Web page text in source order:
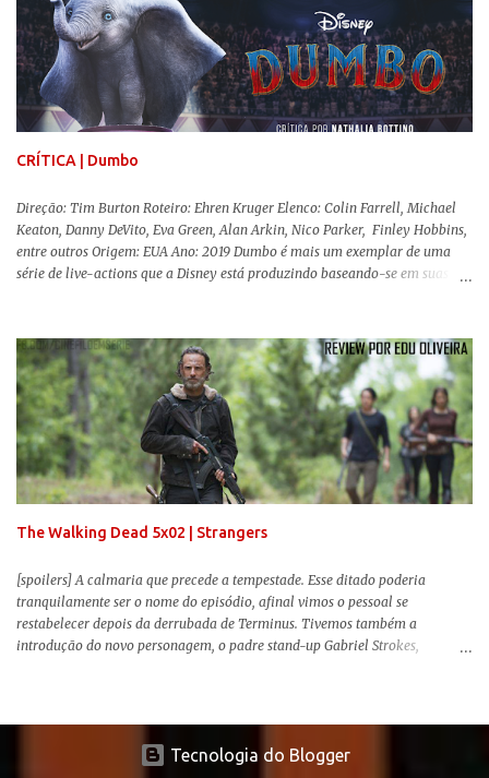
Terra que estavam presos por séculos em uma caverna recém descoberta,
libertando-os pelo mundo. O espectador acompanha uma família que tem
uma pequena vantagem em relação às outras pessoas. Adivinhem? Sabem
viver em silêncio pelo fato da filha mais velha ser surda. Para aqueles que
amam filmes com temática apocalíptica, a produção pode até funcionar
como entretenimento mediano. Todo o cenário de fuga, pânico col...
CRÍTICA | Dumbo
Direção: Tim Burton Roteiro: Ehren Kruger Elenco: Colin Farrell, Michael
Keaton, Danny DeVito, Eva Green, Alan Arkin, Nico Parker, Finley Hobbins,
entre outros Origem: EUA Ano: 2019 Dumbo é mais um exemplar de uma
série de live-actions que a Disney está produzindo baseando-se em suas
remake , já que a história do elefantinho voador foi reinventada de forma
mais realista, se adequando perfeitamente a proposta. Não há animais
falantes, por exemplo, mas nem por isso o tom lúdico e infantil é deixado
de lado. Apesar da relevância histórica, o filme supera a animação original
em termos visuais e narrativos, , superando a animação original em termos
visuais e narrativos. A história começa quando o pai das crianças, Holt
Ferrier (Colin Farrell), uma ex-estrela de circo, volta da guerra e se depara
com os filhos de...
The Walking Dead 5x02 | Strangers
[spoilers] A calmaria que precede a tempestade. Esse ditado poderia
tranquilamente ser o nome do episódio, afinal vimos o pessoal se
restabelecer depois da derrubada de Terminus. Tivemos também a
introdução do novo personagem, o padre stand-up Gabriel Strokes,
Tecnologia do Blogger